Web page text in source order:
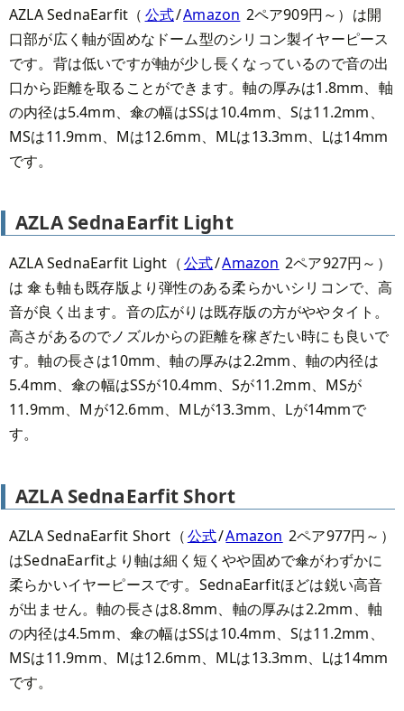
AZLA SednaEarfit（ 公式/Amazon 2ペア909円～）は開
口部が広く軸が固めなドーム型のシリコン製イヤーピース
です。背は低いですが軸が少し長くなっているので音の出
口から距離を取ることができます。軸の厚みは1.8mm、軸
の内径は5.4mm、傘の幅はSSは10.4mm、Sは11.2mm、
MSは11.9mm、Mは12.6mm、MLは13.3mm、Lは14mm
です。
AZLA SednaEarfit Light
AZLA SednaEarfit Light（公式/Amazon 2ペア927円～）
は 傘も軸も既存版より弾性のある柔らかいシリコンで、高
音が良く出ます。音の広がりは既存版の方がややタイト。
高さがあるのでノズルからの距離を稼ぎたい時にも良いで
す。軸の長さは10mm、軸の厚みは2.2mm、軸の内径は
5.4mm、傘の幅はSSが10.4mm、Sが11.2mm、MSが
11.9mm、Mが12.6mm、MLが13.3mm、Lが14mmで
す。
AZLA SednaEarfit Short
AZLA SednaEarfit Short（公式/Amazon 2ペア977円～）
はSednaEarfitより軸は細く短くやや固めで傘がわずかに
柔らかいイヤーピースです。SednaEarfitほどは鋭い高音
が出ません。軸の長さは8.8mm、軸の厚みは2.2mm、軸
の内径は4.5mm、傘の幅はSSは10.4mm、Sは11.2mm、
MSは11.9mm、Mは12.6mm、MLは13.3mm、Lは14mm
です。